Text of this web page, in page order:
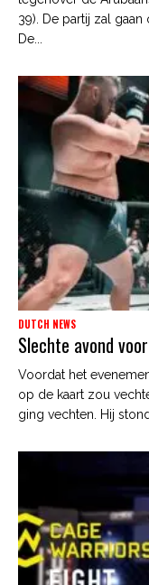
39). De partij zal
De...
DUTCH NEWS
Slechte avond
Voordat het
op de kaart zou
ging vechten. Hij